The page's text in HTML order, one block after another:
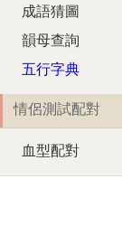
成語猜圖
韻母查詢
五行字典
情侶測試配對
血型配對